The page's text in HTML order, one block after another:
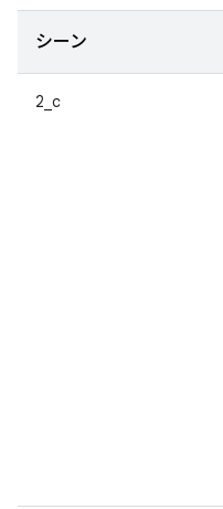
シーン
2_c